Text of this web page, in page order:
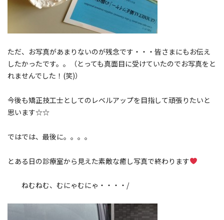
ただ、お写真があまりないのが残念です・・・皆さまにもお伝え
したかったです。。（とっても真面目に受けていたのでお写真をと
れませんでした！(笑)）
今後も矯正技工士としてのレベルアップを目指して頑張りたいと
思います☆☆
ではでは、最後に。。。。
とある日の診療室から見えた素敵な癒し写真で終わります
ねむねむ、むにゃむにゃ・・・・/